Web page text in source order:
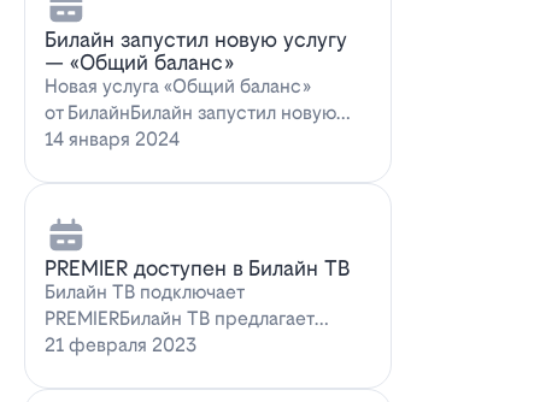
Билайн запустил новую услугу
— «Общий баланс»
Новая услуга «Общий баланс»
от БилайнБилайн запустил новую
услугу – "Общий баланс"…
14 января 2024
PREMIER доступен в Билайн ТВ
Билайн ТВ подключает
PREMIERБилайн ТВ предлагает
подписку на PREMIER. Всем
21 февраля 2023